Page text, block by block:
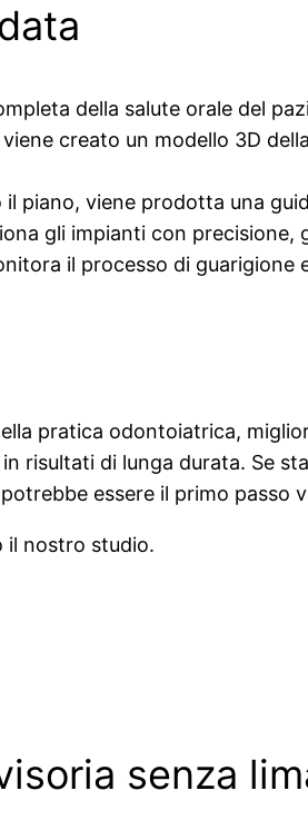
della salute orale del
creato un modello 3D
piano, viene prodotta una
gli impianti con
il processo di guarigione
pratica odontoiatrica,
risultati di lunga durata. Se
essere il primo passo
il nostro studio.
senza